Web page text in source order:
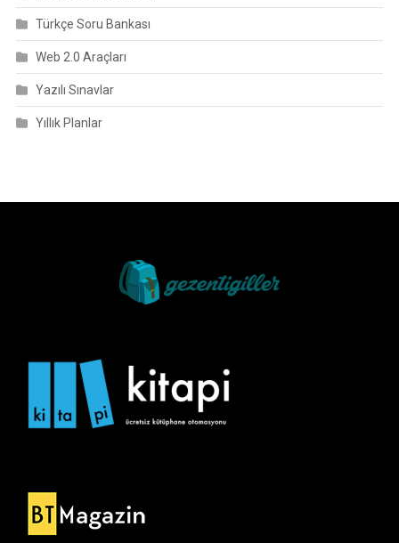
Türkçe Soru Bankası
Web 2.0 Araçları
Yazılı Sınavlar
Yıllık Planlar